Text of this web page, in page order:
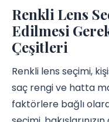
Renkli Lens
Edilmesi
Çeşitleri
Renkli lens seçimi,
saç rengi ve hatta
faktörlere bağlı